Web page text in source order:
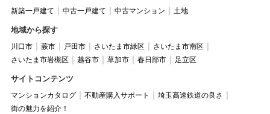
新築一戸建て 中古一戸建て 中古マンション 土地
地域から探す
川口市 蕨市 戸田市 さいたま市緑区
さいたま市南区
さいたま市岩槻区
越谷市 草加市 春日部市 足立区
サイトコンテンツ
マンションカタログ 不動産購入サポート
埼玉高速鉄道の良さ
街の魅力を紹介！